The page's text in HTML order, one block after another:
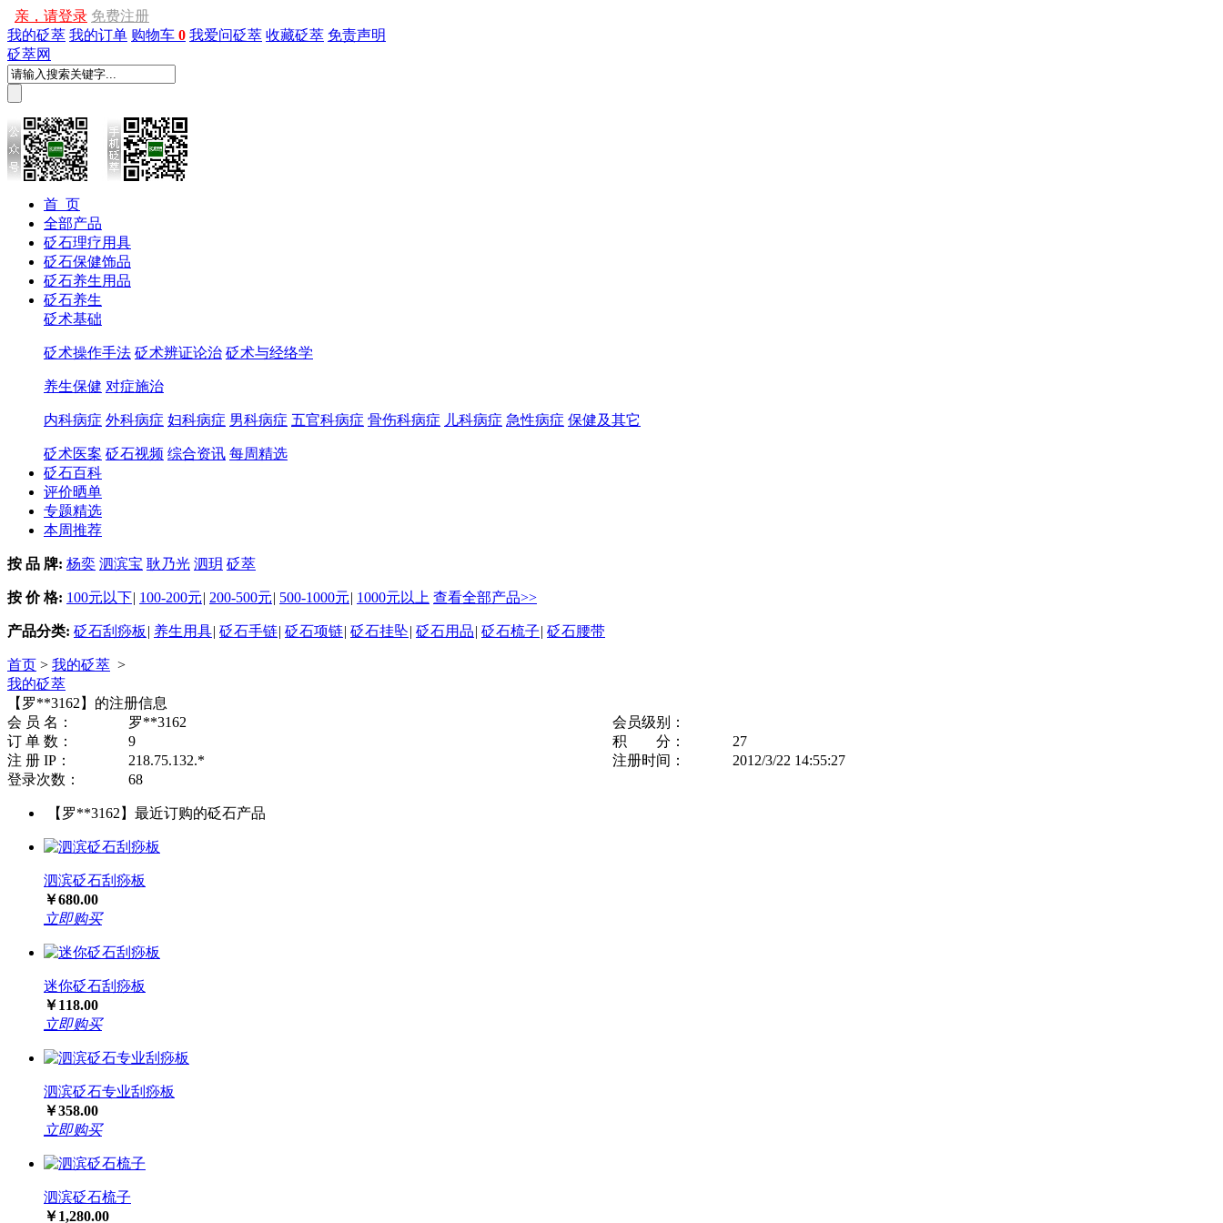
亲，请登录 免费注册
我的砭萃 我的订单 购物车 0 我爱问砭萃 收藏砭萃 免责声明
砭萃网
首 页
全部产品
砭石理疗用具
砭石保健饰品
砭石养生用品
砭石养生
砭术基础
砭术操作手法 砭术辨证论治 砭术与经络学
养生保健 对症施治
内科病症 外科病症 妇科病症 男科病症 五官科病症 骨伤科病症 儿科病症 急性病症 保健及其它
砭术医案 砭石视频 综合资讯 每周精选
砭石百科
评价晒单
专题精选
本周推荐
按 品 牌: 杨奕 泗滨宝 耿乃光 泗玥 砭萃
按 价 格: 100元以下| 100-200元| 200-500元| 500-1000元| 1000元以上 查看全部产品>>
产品分类: 砭石刮痧板 | 养生用具| 砭石手链| 砭石项链| 砭石挂坠| 砭石用品| 砭石梳子| 砭石腰带
首页 > 我的砭萃 >
我的砭萃
【罗**3162】的注册信息
会 员 名：
罗**3162
会员级别：
订 单 数：
9 积 分：
27
注 册 IP：
218.75.132.* 注册时间：
2012/3/22 14:55:27
登录次数：
68
【罗**3162】最近订购的砭石产品
泗滨砭石刮痧板
￥680.00
立即购买
迷你砭石刮痧板
￥118.00
立即购买
泗滨砭石专业刮痧板
￥358.00
立即购买
泗滨砭石梳子
￥1,280.00